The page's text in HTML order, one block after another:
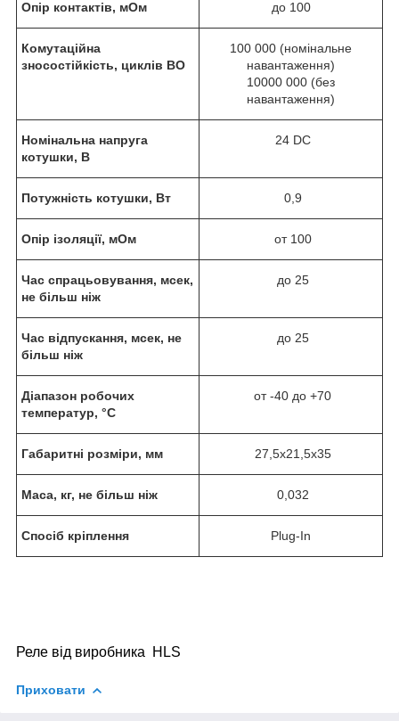
Опір контактів, мОм до 100
Комутаційна
зносостійкість, циклів ВО
100 000 (номінальне
навантаження)
10000 000 (без
навантаження)
Номінальна напруга
котушки, В
24 DC
Потужність котушки, Вт 0,9
Опір ізоляції, мОм от 100
Час спрацьовування, мсек,
не більш ніж
до 25
Час відпускання, мсек, не
більш ніж
до 25
Діапазон робочих
температур, °C
от -40 до +70
Габаритні розміри, мм 27,5х21,5х35
Маса, кг, не більш ніж 0,032
Спосіб кріплення Plug-In
Реле від виробника HLS
Приховати